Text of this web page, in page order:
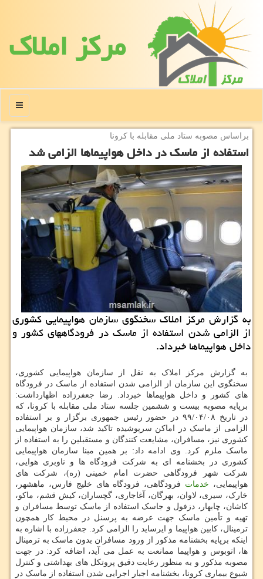
مركز املاك
منو
براساس مصوبه ستاد ملی مقابله با كرونا
استفاده از ماسك در داخل هواپیماها الزامی شد
به گزارش مركز املاك سخنگوی سازمان هواپیمایی كشوری
از الزامی شدن استفاده از ماسك در فرودگاههای كشور و
داخل هواپیماها خبرداد.
به گزارش مرکز املاک به نقل از سازمان هواپیمایی کشوری،
سخنگوی این سازمان از الزامی شدن استفاده از ماسک در فرودگاه
های کشور و داخل هواپیماها خبرداد. رضا جعفرزاده اظهارداشت:
برپایه مصوبه بیست و ششمین جلسه ستاد ملی مقابله با کرونا، که
در تاریخ ۰۸/‏۰۴/‏۹۹‬ در حضور رئیس جمهوری برگزار و بر استفاده
الزامی از ماسک در اماکن سرپوشیده تاکید شد، سازمان هواپیمایی
کشوری نیز، مسافران، مشایعت کنندگان و مستقبلین را به استفاده از
ماسک ملزم کرد. وی ادامه داد: بر همین مبنا سازمان هواپیمایی
کشوری در بخشنامه ای به شرکت فرودگاه ها و ناوبری هوایی،
شرکت شهر فرودگاهی حضرت امام خمینی (ره)، شرکت های
هواپیمایی، خدمات فرودگاهی، فرودگاه های خلیج فارس، ماهشهر،
خارک، سیری، لاوان، بهرگان، آغاجاری، گچساران، کیش قشم، ماکو،
کاشان، چابهار، دزفول و جاسک استفاده از ماسک توسط مسافران و
تهیه و تأمین ماسک جهت عرضه به پرسنل در محیط کار همچون
ترمینال، کابین هواپیما و ایرساید را الزامی کرد. جعفرزاده با اشاره به
اینکه برپایه بخشنامه مذکور از ورود مسافران بدون ماسک به ترمینال
ها، اتوبوس و هواپیما ممانعت به عمل می آید، اضافه کرد: در جهت
مصوبه مذکور و به منظور رعایت دقیق پروتکل های بهداشتی و کنترل
شیوع بیماری کرونا، بخشنامه اجبار اجرایی شدن استفاده از ماسک در